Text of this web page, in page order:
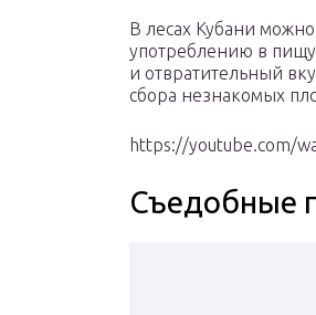
В лесах Кубани
употреблению в
и отвратительный
сбора незнакомых
https://youtube.com/
Съедобные